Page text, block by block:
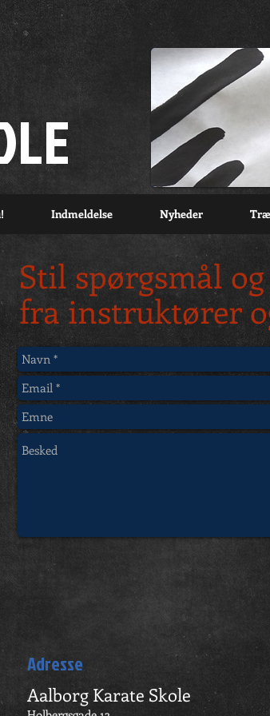
Indmeldelse Nyheder
Stil spørgsmål
fra instruktører
Adresse
Aalborg Karate Skole